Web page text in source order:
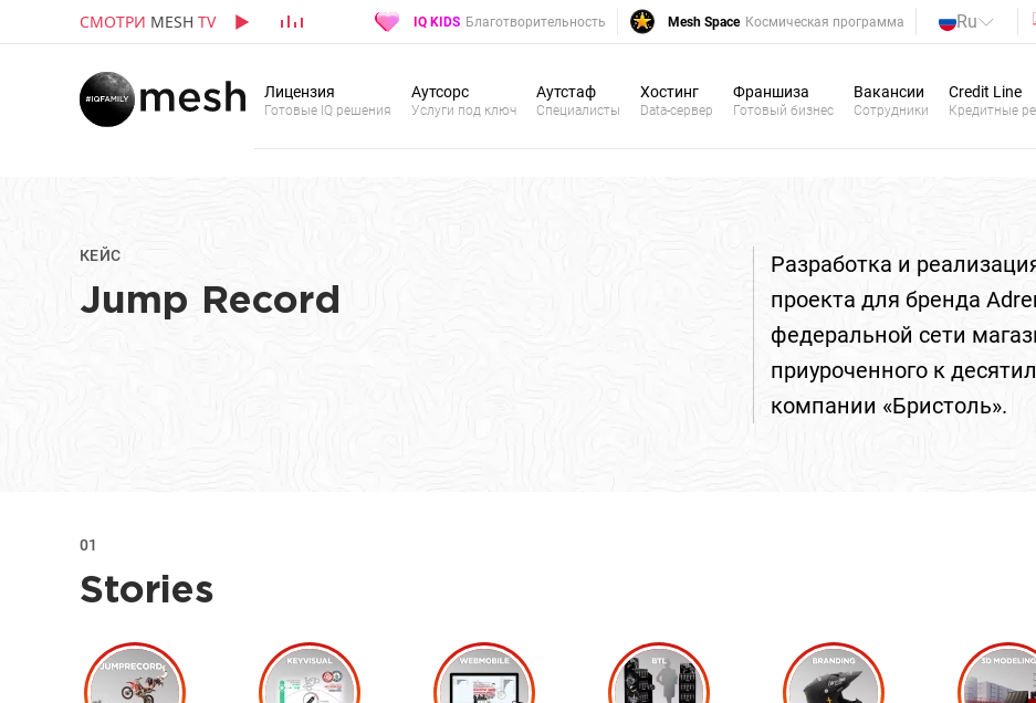
СМОТРИ MESH TV IQ KIDS Благотворительность Mesh Space Космическая программа Ru
Лицензия
Готовые IQ решения
Аутсорс
Услуги под ключ
Аутстаф
Специалисты
Хостинг
Data-сервер
Франшиза
Готовый бизнес
Вакансии
Сотрудники
Credit Line
Кредитные
КЕЙС
Jump Record
Разработка и
проекта для бренда
федеральной сети
приуроченного к
компании «Бристоль».
01
Stories